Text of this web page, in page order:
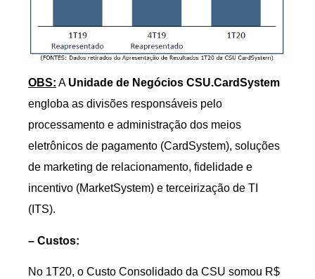
OBS: A Unidade de Negócios CSU.CardSystem
engloba as divisões responsáveis pelo
processamento e administração dos meios
eletrônicos de pagamento (CardSystem), soluções
de marketing de relacionamento, fidelidade e
incentivo (MarketSystem) e terceirização de TI
(ITS).
– Custos:
No 1T20, o Custo Consolidado da CSU somou R$